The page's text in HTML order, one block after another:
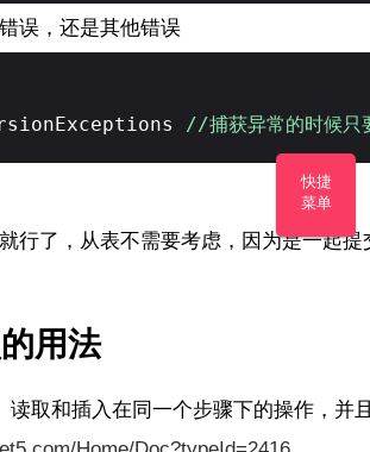
误，还是其他错误
//捕获异常的时候
行了，从表不需要考虑，因为是一起提
用法
取和插入在同一个步骤下的操作，并
快捷
菜单